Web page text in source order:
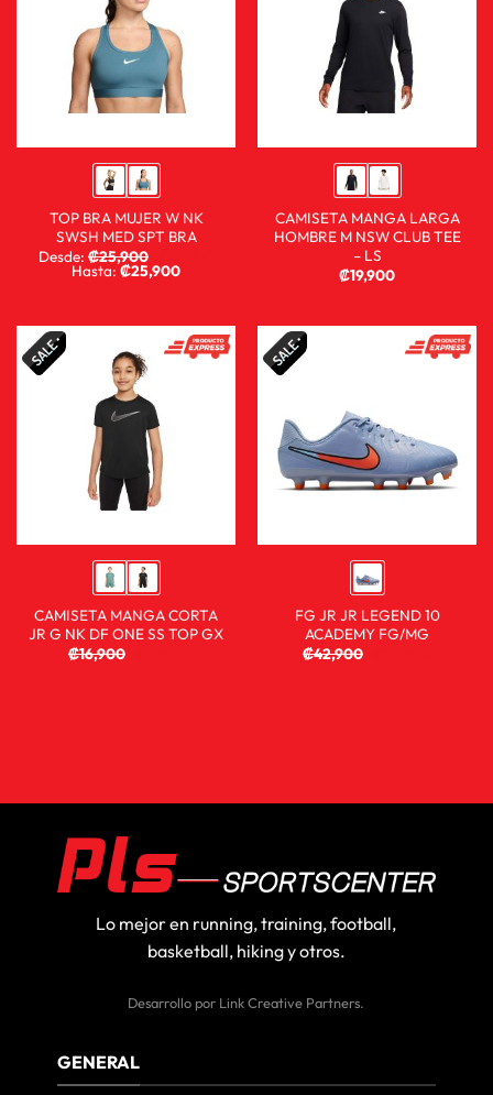
TOP BRA MUJER W NK
SWSH MED SPT BRA
Desde: ₡25,900
Hasta:₡25,900
CAMISETA MANGA LARGA
HOMBRE M NSW CLUB TEE
– LS
₡19,900
CAMISETA MANGA CORTA
JR G NK DF ONE SS TOP GX
₡16,900
FG JR JR LEGEND 10
ACADEMY FG/MG
₡42,900
Lo mejor en running, training, football,
basketball, hiking y otros.
Desarrollo por Link Creative Partners.
GENERAL